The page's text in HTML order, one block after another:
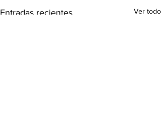
Entradas recientes Ver todo